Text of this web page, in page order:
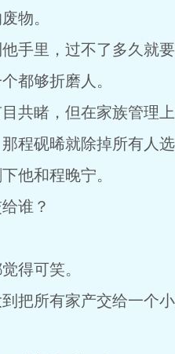
物。
里，过不了多久就要
够折磨人。
睹，但在家族管理上
砚晞就除掉所有人选
和程晚宁。
谁？
得可笑。
所有家产交给一个小